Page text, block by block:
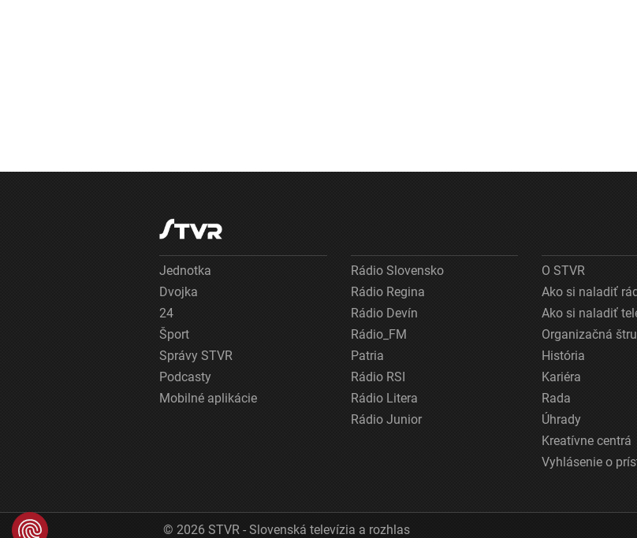
Jednotka
Dvojka
24
Šport
Správy STVR
Podcasty
Mobilné aplikácie
Rádio Slovensko
Rádio Regina
Rádio Devín
Rádio_FM
Patria
Rádio RSI
Rádio Litera
Rádio Junior
O STVR
Ako si naladiť
Ako si naladiť
Organizačná
História
Kariéra
Rada
Úhrady
Kreatívne centrá
Vyhlásenie o
© 2026 STVR - Slovenská televízia a rozhlas